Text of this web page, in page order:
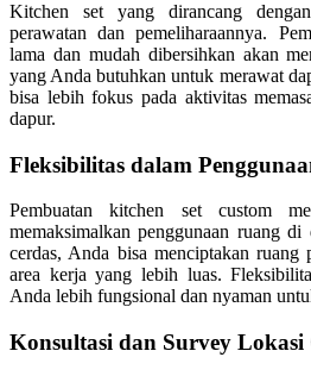
Kitchen set yang dirancang
perawatan dan pemeliharaannya.
lama dan mudah dibersihkan akan
yang Anda butuhkan untuk merawat
bisa lebih fokus pada aktivitas
dapur.
Fleksibilitas dalam
Pembuatan kitchen set custom
memaksimalkan penggunaan ruang
cerdas, Anda bisa menciptakan ruang
area kerja yang lebih luas.
Anda lebih fungsional dan nyaman
Konsultasi dan Survey Lokasi